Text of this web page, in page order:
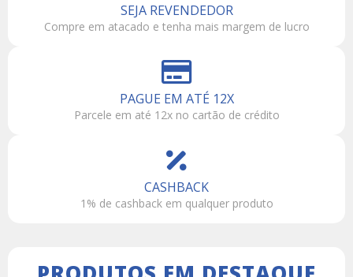
SEJA REVENDEDOR
Compre em atacado e tenha mais margem de lucro
PAGUE EM ATÉ 12X
Parcele em até 12x no cartão de crédito
CASHBACK
1% de cashback em qualquer produto